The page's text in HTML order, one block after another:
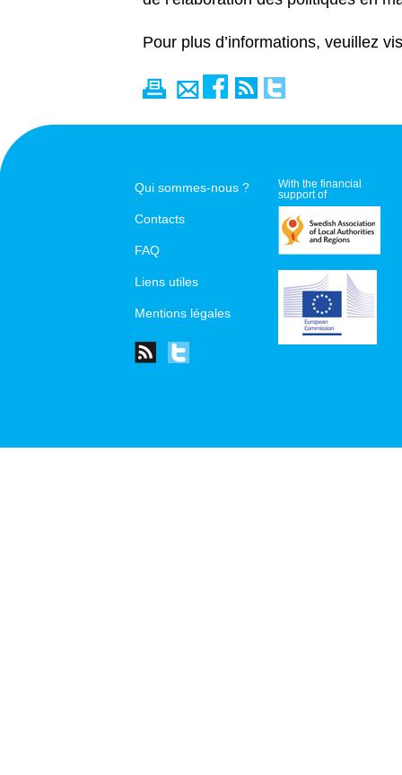
Pour plus d’informations, veuillez
Qui sommes-nous ?
Contacts
FAQ
Liens utiles
Mentions légales
With the financial
support of